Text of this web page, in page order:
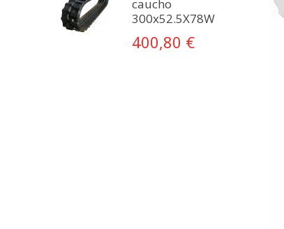
caucho
300x52.5X78W
400,80 €